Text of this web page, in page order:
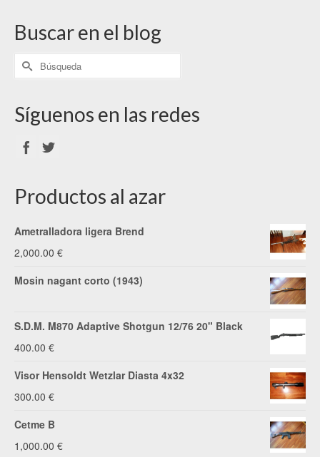
Buscar en el blog
Síguenos en las redes
Productos al azar
Ametralladora ligera Brend
2,000.00 €
Mosin nagant corto (1943)
S.D.M. M870 Adaptive Shotgun 12/76 20" Black
400.00 €
Visor Hensoldt Wetzlar Diasta 4x32
300.00 €
Cetme B
1,000.00 €